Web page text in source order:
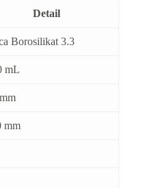
Detail
Borosilikat 3.3
mL
mm